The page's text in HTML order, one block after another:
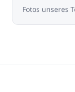
Fotos unseres